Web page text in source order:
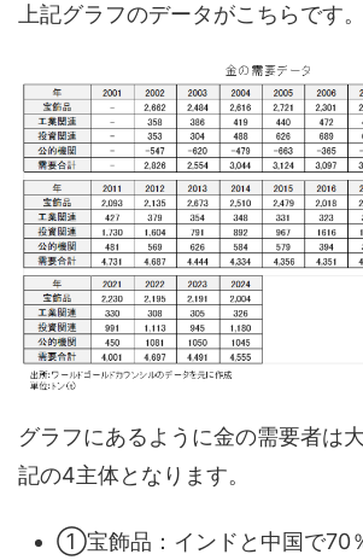
上記グラフのデータがこちらです。
グラフにあるように金の需要者は
記の4主体となります。
①宝飾品：インドと中国で70